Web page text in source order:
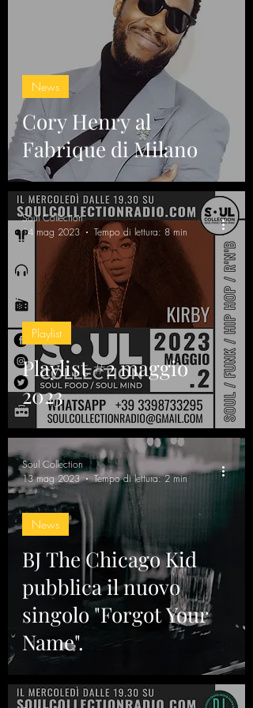
Cory Henry al
Fabrique di Milano
News
Playlist #2 maggio
2023
Playlist
Soul Collection
14 mag 2023
Tempo di lettura: 8 min
BJ The Chicago Kid
pubblica il nuovo
singolo "Forgot Your
Name".
News
Soul Collection
13 mag 2023
Tempo di lettura: 2 min